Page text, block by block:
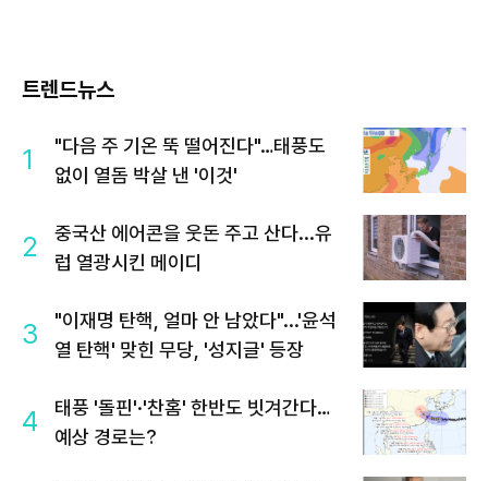
트렌드뉴스
1
"다음 주 기온 뚝 떨어진다"…태풍도
없이 열돔 박살 낸 '이것'
2
중국산 에어콘을 웃돈 주고 산다...유
럽 열광시킨 메이디
3
"이재명 탄핵, 얼마 안 남았다"...'윤석
열 탄핵' 맞힌 무당, '성지글' 등장
4
태풍 '돌핀'·'찬홈' 한반도 빗겨간다…
예상 경로는?